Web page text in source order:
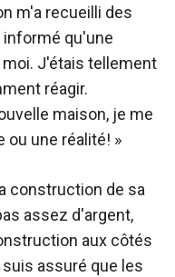
m'a recueilli des
qu'une
J'étais tellement
réagir.
maison, je me
ou une réalité! »
construction de sa
assez d'argent,
aux côtés
assuré que les